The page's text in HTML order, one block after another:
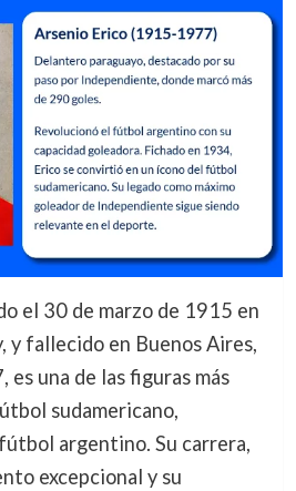
el 30 de marzo de 1915 en
y fallecido en Buenos Aires,
una de las figuras más
sudamericano,
argentino. Su carrera,
excepcional y su